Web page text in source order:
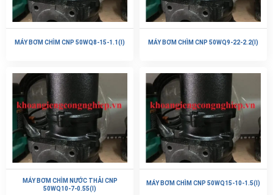
MÁY BƠM CHÌM CNP 50WQ8-15-1.1(I) MÁY BƠM CHÌM CNP 50WQ9-22-2.2(I)
MÁY BƠM CHÌM NƯỚC THẢI CNP
50WQ10-7-0.55(I)
MÁY BƠM CHÌM CNP 50WQ15-10-1.5(I)